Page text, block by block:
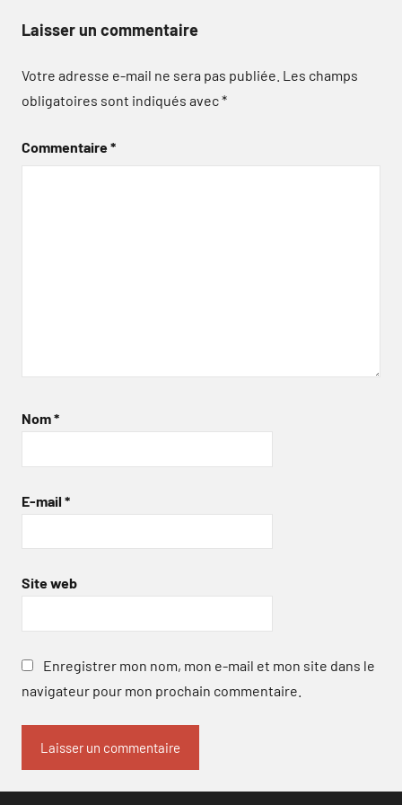
Laisser un commentaire
Votre adresse e-mail ne sera pas publiée. Les champs
obligatoires sont indiqués avec*
Commentaire*
Nom*
E-mail *
Site web
Enregistrer mon nom, mon e-mail et mon site dans le
navigateur pour mon prochain commentaire.